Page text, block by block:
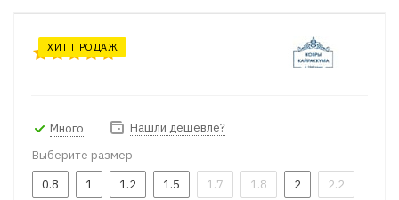
ХИТ ПРОДАЖ
Много
Нашли дешевле?
Выберите размер
0.8
1 1.2 1.5 1.7 1.8 2 2.2